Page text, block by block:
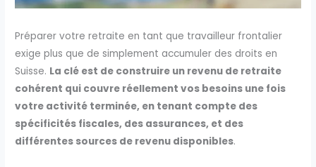
Préparer votre retraite en tant que travailleur frontalier
exige plus que de simplement accumuler des droits en
Suisse. La clé est de construire un revenu de retraite
cohérent qui couvre réellement vos besoins une fois
votre activité terminée, en tenant compte des
spécificités fiscales, des assurances, et des
différentes sources de revenu disponibles.